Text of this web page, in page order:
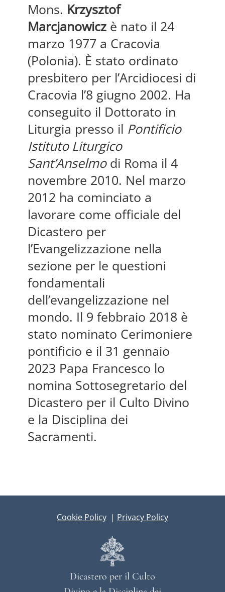
Mons. Krzysztof
Marcjanowicz è nato il 24
marzo 1977 a Cracovia
(Polonia). È stato ordinato
presbitero per l’Arcidiocesi di
Cracovia l’8 giugno 2002. Ha
conseguito il Dottorato in
Liturgia presso il Pontificio
Istituto Liturgico
Sant’Anselmodi Roma il 4
novembre 2010. Nel marzo
2012 ha cominciato a
lavorare come officiale del
Dicastero per
l’Evangelizzazione nella
sezione per le questioni
fondamentali
dell’evangelizzazione nel
mondo. Il 9 febbraio 2018 è
stato nominato Cerimoniere
pontificio e il 31 gennaio
2023 Papa Francesco lo
nomina Sottosegretario del
Dicastero per il Culto Divino
e la Disciplina dei
Sacramenti.
Cookie Policy | Privacy Policy
Dicastero per il Culto